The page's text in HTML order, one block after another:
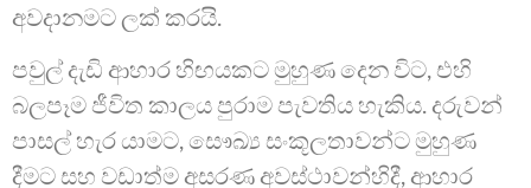
අවදානමට ලක් කරයි.
පවුල් දැඩි ආහාර හිඟයකට මුහුණ දෙන විට, එහි
බලපෑම ජීවිත කාලය පුරාම පැවතිය හැකිය. දරුවන්
පාසල් හැර යාමට, සෞඛ්‍ය සංකූලතාවන්ට මුහුණ
දීමට සහ වඩාත්ම අසරණ අවස්ථාවන්හිදී, ආහාර